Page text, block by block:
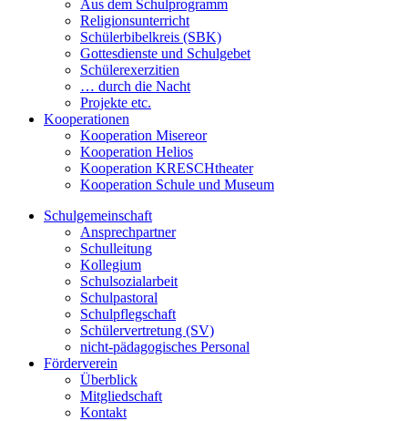
Aus dem Schulprogramm
Religionsunterricht
Schülerbibelkreis (SBK)
Gottesdienste und Schulgebet
Schülerexerzitien
… durch die Nacht
Projekte etc.
Kooperationen
Kooperation Misereor
Kooperation Helios
Kooperation KRESCHtheater
Kooperation Schule und Museum
Schulgemeinschaft
Ansprechpartner
Schulleitung
Kollegium
Schulsozialarbeit
Schulpastoral
Schulpflegschaft
Schülervertretung (SV)
nicht-pädagogisches Personal
Förderverein
Überblick
Mitgliedschaft
Kontakt